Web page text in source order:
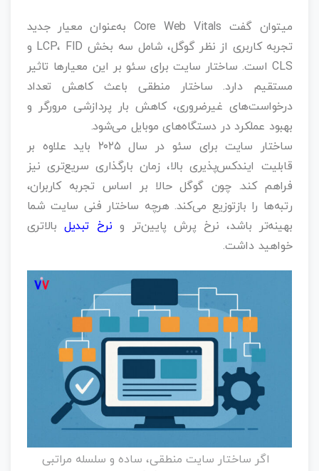
میتوان گفت Core Web Vitals به‌عنوان معیار جدید
تجربه کاربری از نظر گوگل، شامل سه بخش LCP، FID و
CLS است. ساختار سایت برای سئو بر این معیارها تاثیر
مستقیم دارد. ساختار منطقی باعث کاهش تعداد
درخواست‌های غیرضروری، کاهش بار پردازشی مرورگر و
بهبود عملکرد در دستگاه‌های موبایل می‌شود.
ساختار سایت برای سئو در سال ۲۰۲۵ باید علاوه بر
قابلیت ایندکس‌پذیری بالا، زمان بارگذاری سریع‌تری نیز
فراهم کند. چون گوگل حالا بر اساس تجربه کاربران،
رتبه‌ها را بازتوزیع می‌کند. هرچه ساختار فنی سایت شما
بهینه‌تر باشد، نرخ پرش پایین‌تر و نرخ تبدیلبالاتری
خواهید داشت.
اگر ساختار سایت منطقی، ساده و سلسله‌ مراتبی